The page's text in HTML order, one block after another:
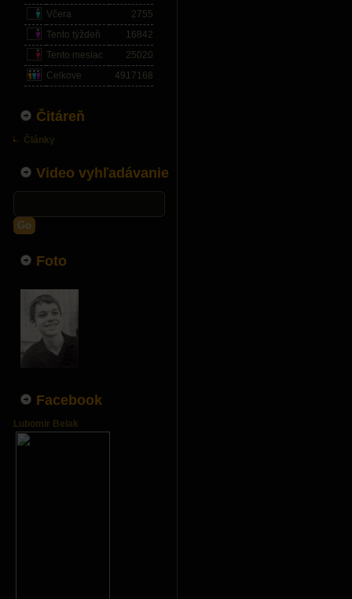
Včera
2755
Tento týždeň
16842
Tento mesiac
25020
Celkove
4917168
Čitáreň
Články
Video vyhľadávanie
Go
Foto
Facebook
Lubomir Belak